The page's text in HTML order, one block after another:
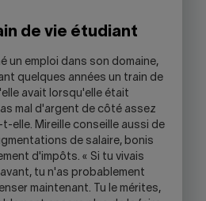
de vie étudiant
un emploi dans son domaine,
quelques années un train de
avait lorsqu'elle était
mal d'argent de côté assez
elle. Mireille conseille aussi de
de salaire, bonis
d'impôts. « Si tu vivais
tu n'as probablement
maintenant. Tu le mérites,